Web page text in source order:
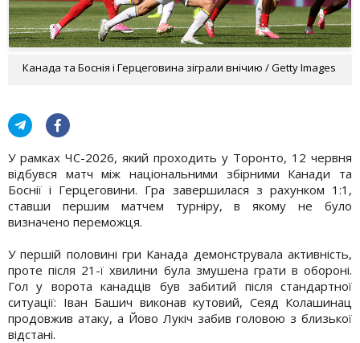
Канада та Боснія і Герцеговина зіграли внічию / Getty Images
У рамках ЧС-2026, який проходить у Торонто, 12 червня
відбувся матч між національними збірними Канади та
Боснії і Герцеговини. Гра завершилася з рахунком 1:1,
ставши першим матчем турніру, в якому не було
визначено переможця.
У першій половині гри Канада демонструвала активність,
проте після 21-ї хвилини була змушена грати в обороні.
Гол у ворота канадців був забитий після стандартної
ситуації: Іван Башич виконав кутовий, Сеяд Колашинац
продовжив атаку, а Йово Лукіч забив головою з близької
відстані.